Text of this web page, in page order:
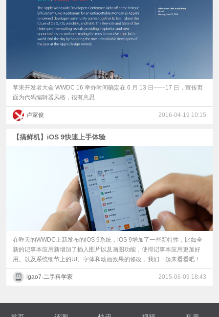
苹果开发者大会 WWDC 16 举办时间确定在 6 月 13 日——17 日，宣传页
面为代码编辑器风格，很有意思
卢家俊 2016-04-19 10:15
【搞鲜机】iOS 9快速上手体验
在昨天的WWDC上新发布的iOS 9系统，iOS 9增加了一些新特性，比如全
新的记事本应用新增加了插入图片以及画图功能，使得记事本应用更加好
用。以及系统细节上的UI、字体和动画效果的修改，我们一起来看看吧！
igao7-二手科学家 2015-06-09 18:43